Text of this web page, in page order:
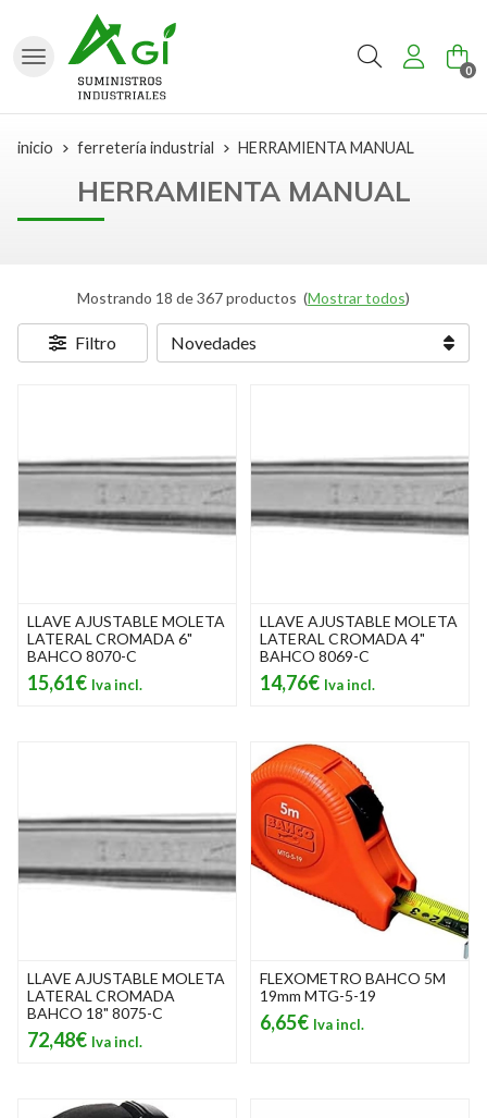
Buscar 0
inicio ferretería industrial HERRAMIENTA MANUAL
HERRAMIENTA MANUAL
Mostrando 18 de 367 productos (Mostrar todos)
Filtro
LLAVE AJUSTABLE MOLETA
LATERAL CROMADA 6"
BAHCO 8070-C
15,61€
LLAVE AJUSTABLE MOLETA
LATERAL CROMADA 4"
BAHCO 8069-C
14,76€
LLAVE AJUSTABLE MOLETA
LATERAL CROMADA
BAHCO 18" 8075-C
72,48€
FLEXOMETRO BAHCO 5M
19mm MTG-5-19
6,65€